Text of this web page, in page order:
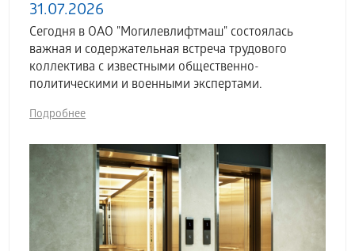
31.07.2026
Сегодня в ОАО "Могилевлифтмаш" состоялась
важная и содержательная встреча трудового
коллектива с известными общественно-
политическими и военными экспертами.
Подробнее